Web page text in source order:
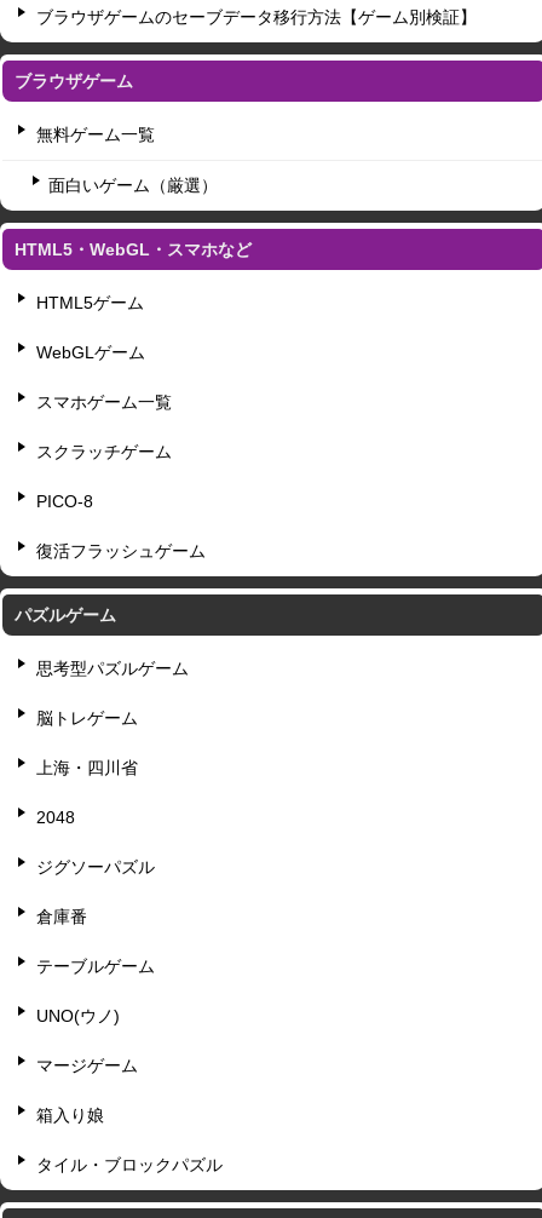
ブラウザゲームのセーブデータ移行方法【ゲーム別検証】
ブラウザゲーム
無料ゲーム一覧
面白いゲーム（厳選）
HTML5・WebGL・スマホなど
HTML5ゲーム
WebGLゲーム
スマホゲーム一覧
スクラッチゲーム
PICO-8
復活フラッシュゲーム
パズルゲーム
思考型パズルゲーム
脳トレゲーム
上海・四川省
2048
ジグソーパズル
倉庫番
テーブルゲーム
UNO(ウノ)
マージゲーム
箱入り娘
タイル・ブロックパズル